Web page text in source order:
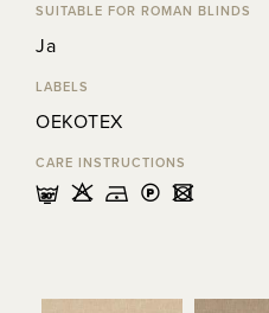
SUITABLE FOR ROMAN BLINDS
Ja
LABELS
OEKOTEX
CARE INSTRUCTIONS
mHDLU